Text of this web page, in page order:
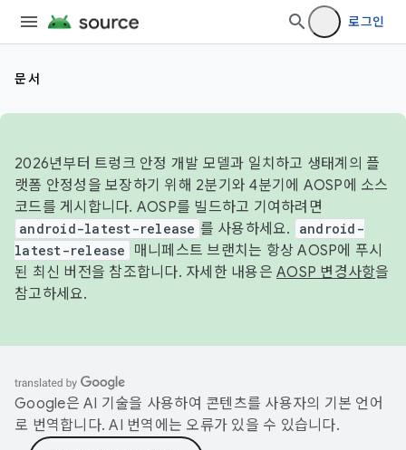
로그인
문서
2026년부터 트렁크 안정 개발 모델과 일치하고 생태계의 플
랫폼 안정성을 보장하기 위해 2분기와 4분기에 AOSP에 소스
코드를 게시합니다. AOSP를 빌드하고 기여하려면
android-latest-release 를 사용하세요.
android-
latest-release
매니페스트 브랜치는 항상 AOSP에 푸시
된 최신 버전을 참조합니다. 자세한 내용은 AOSP 변경사항을
참고하세요.
Google은 AI 기술을 사용하여 콘텐츠를 사용자의 기본 언어
로 번역합니다. AI 번역에는 오류가 있을 수 있습니다.